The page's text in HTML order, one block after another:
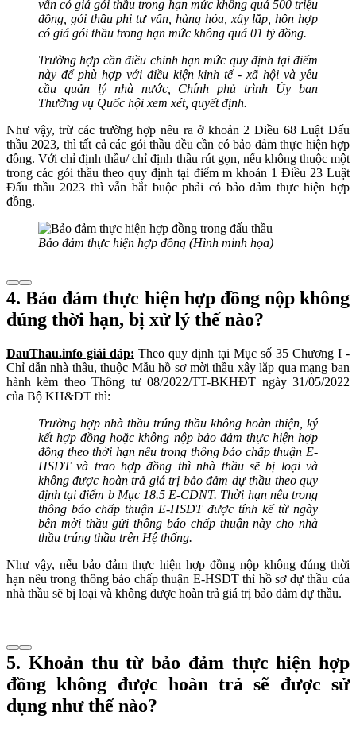
vấn có giá gói thầu trong hạn mức không quá 500 triệu
đồng, gói thầu phi tư vấn, hàng hóa, xây lắp, hỗn hợp
có giá gói thầu trong hạn mức không quá 01 tỷ đồng.
Trường hợp cần điều chỉnh hạn mức quy định tại điểm
này để phù hợp với điều kiện kinh tế - xã hội và yêu
cầu quản lý nhà nước, Chính phủ trình Ủy ban
Thường vụ Quốc hội xem xét, quyết định.
Như vậy, trừ các trường hợp nêu ra ở khoản 2 Điều 68 Luật Đấu
thầu 2023, thì tất cả các gói thầu đều cần có bảo đảm thực hiện hợp
đồng. Với chỉ định thầu/ chỉ định thầu rút gọn, nếu không thuộc một
trong các gói thầu theo quy định tại điểm m khoản 1 Điều 23 Luật
Đấu thầu 2023 thì vẫn bắt buộc phải có bảo đảm thực hiện hợp
đồng.
Bảo đảm thực hiện hợp đồng (Hình minh họa)
4. Bảo đảm thực hiện hợp đồng nộp không
đúng thời hạn, bị xử lý thế nào?
DauThau.info giải đáp: Theo quy định tại Mục số 35 Chương I -
Chỉ dẫn nhà thầu, thuộc Mẫu hồ sơ mời thầu xây lắp qua mạng ban
hành kèm theo Thông tư 08/2022/TT-BKHĐT ngày 31/05/2022
của Bộ KH&ĐT thì:
Trường hợp nhà thầu trúng thầu không hoàn thiện, ký
kết hợp đồng hoặc không nộp bảo đảm thực hiện hợp
đồng theo thời hạn nêu trong thông báo chấp thuận E-
HSDT và trao hợp đồng thì nhà thầu sẽ bị loại và
không được hoàn trả giá trị bảo đảm dự thầu theo quy
định tại điểm b Mục 18.5 E-CDNT. Thời hạn nêu trong
thông báo chấp thuận E-HSDT được tính kể từ ngày
bên mời thầu gửi thông báo chấp thuận này cho nhà
thầu trúng thầu trên Hệ thống.
Như vậy, nếu bảo đảm thực hiện hợp đồng nộp không đúng thời
hạn nêu trong thông báo chấp thuận E-HSDT thì hồ sơ dự thầu của
nhà thầu sẽ bị loại và không được hoàn trả giá trị bảo đảm dự thầu.
5. Khoản thu từ bảo đảm thực hiện hợp
đồng không được hoàn trả sẽ được sử
dụng như thế nào?